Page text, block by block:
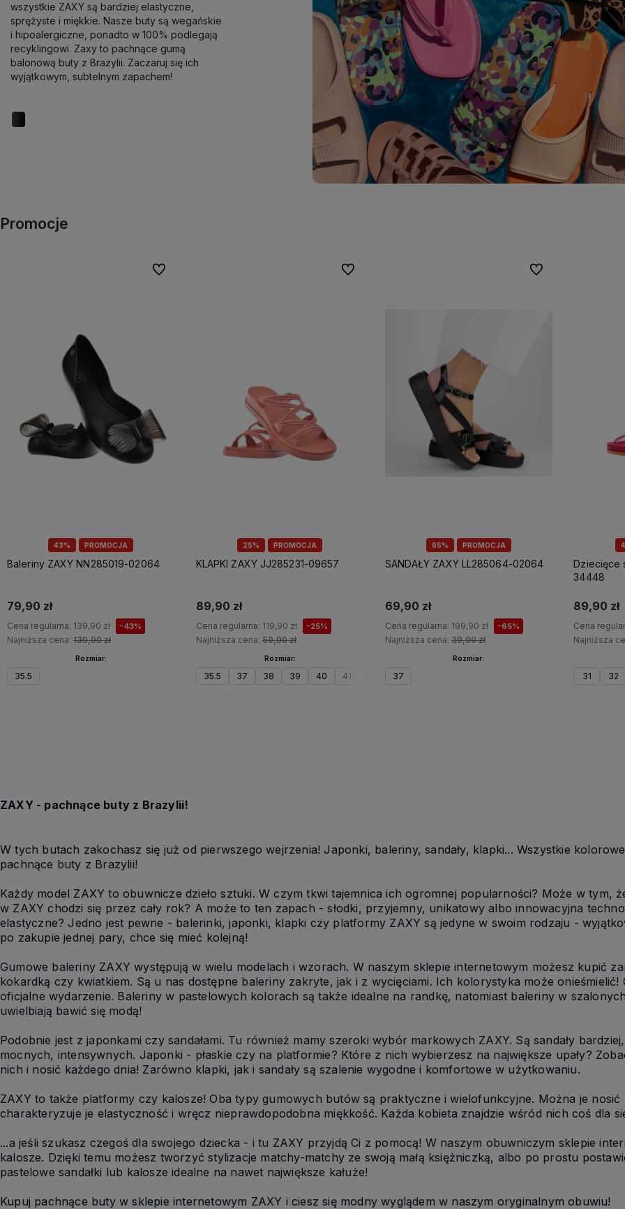
wszystkie ZAXY są bardziej elastyczne,
sprężyste i miękkie. Nasze buty są wegańskie
i hipoalergiczne, ponadto w 100% podlegają
recyklingowi. Zaxy to pachnące gumą
balonową buty z Brazylii. Zaczaruj się ich
wyjątkowym, subtelnym zapachem!
Promocje
43% PROMOCJA
Baleriny ZAXY NN285019-02064
79,90 zł
Cena regularna: 139,90 zł -43%
Najniższa cena: 139,90 zł
Rozmiar:
35.5
Do ulubionych
25% PROMOCJA
KLAPKI ZAXY JJ285231-09657
89,90 zł
Cena regularna: 119,90 zł -25%
Najniższa cena: 59,90 zł
Rozmiar:
35.5 37 38 39 40 41.5
Do ulubionych
65% PROMOCJA
SANDAŁY ZAXY LL285064-02064
69,90 zł
Cena regularna: 199,90 zł -65%
Najniższa cena:39,90 zł
Rozmiar:
37
Do ulubionych
Dziecięce sandały ZAXY LL385021-
34448
89,90 zł
Cena
Najniższa
31 32
ZAXY - pachnące buty z Brazylii!
W tych butach zakochasz się już od pierwszego wejrzenia! Japonki, baleriny, sandały, klapki... Wszystkie
pachnące buty z Brazylii!
Każdy model ZAXY to obuwnicze dzieło sztuki. W czym tkwi tajemnica ich ogromnej popularności? Może w tym,
w ZAXY chodzi się przez cały rok? A może to ten zapach - słodki, przyjemny, unikatowy albo innowacyjna
elastyczne? Jedno jest pewne - balerinki, japonki, klapki czy platformy ZAXY są jedyne w swoim rodzaju -
po zakupie jednej pary, chce się mieć kolejną!
Gumowe baleriny ZAXY występują w wielu modelach i wzorach. W naszym sklepie internetowym możesz kupić
kokardką czy kwiatkiem. Są u nas dostępne baleriny zakryte, jak i z wycięciami. Ich kolorystyka może
oficjalne wydarzenie. Baleriny w pastelowych kolorach są także idealne na randkę, natomiast baleriny w
uwielbiają bawić się modą!
Podobnie jest z japonkami czy sandałami. Tu również mamy szeroki wybór markowych ZAXY. Są sandały
mocnych, intensywnych. Japonki - płaskie czy na platformie? Które z nich wybierzesz na największe upały?
nich i nosić każdego dnia! Zarówno klapki, jak i sandały są szalenie wygodne i komfortowe w użytkowaniu.
ZAXY to także platformy czy kalosze! Oba typy gumowych butów są praktyczne i wielofunkcyjne. Można je
charakteryzuje je elastyczność i wręcz nieprawdopodobna miękkość. Każda kobieta znajdzie wśród nich coś dla
...a jeśli szukasz czegoś dla swojego dziecka - i tu ZAXY przyjdą Ci z pomocą! W naszym obuwniczym sklepie
kalosze. Dzięki temu możesz tworzyć stylizacje matchy-matchy ze swoją małą księżniczką, albo po prostu
pastelowe sandałki lub kalosze idealne na nawet największe kałuże!
Kupuj pachnące buty w sklepie internetowym ZAXY i ciesz się modny wyglądem w naszym oryginalnym obuwiu!